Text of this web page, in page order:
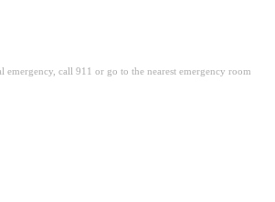
call 911 or go to the nearest emergency room